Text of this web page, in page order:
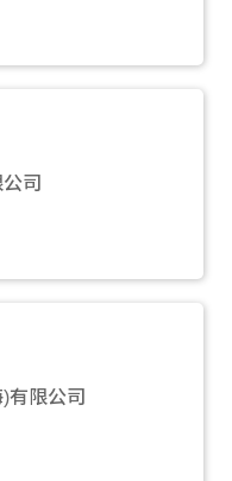
司
有限公司